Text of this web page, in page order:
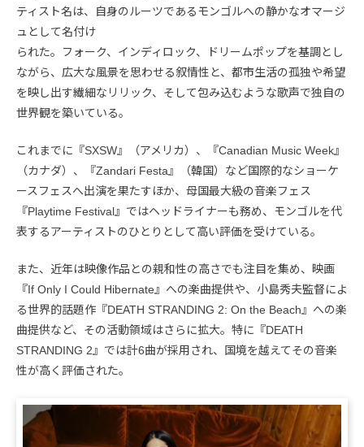
ティスト名は、自身のルーツであるモンゴルへの静かなオマージ
ュとして名付け
られた。フォーク、インディロック、ドリームポップを基調とし
ながら、広大な風景を思わせる叙情性と、都市生活の孤独や希望
を映し出す繊細なリリック、そして包み込むような歌声で独自の
世界観を築いている。
これまでに『SXSW』（アメリカ）、『Canadian Music Week』
（カナダ）、『Zandari Festa』（韓国）など国際的なショーケ
ースフェスへ出演を果たすほか、母国最大級の音楽フェス
『Playtime Festival』ではヘッドライナーも務め、モンゴルを代
表するアーティストのひとりとして高い評価を受けている。
また、近年は映像作品との親和性の高さでも注目を集め、映画
『If Only I Could Hibernate』への楽曲提供や、小島秀夫監督によ
る世界的話題作『DEATH STRANDING 2: On the Beach』への楽
曲提供など、その活動領域はさらに拡大。特に『DEATH
STRANDING 2』では計6曲が採用され、国境を越えてその音楽
性が高く評価された。